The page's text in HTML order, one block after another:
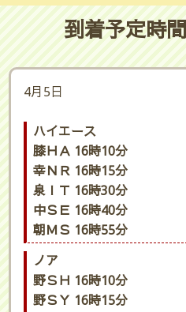
到着予定時
4月5日
ハイエース
膝ＨＡ 16時10分
幸ＮＲ 16時15分
泉ＩＴ 16時30分
中ＳＥ 16時40分
朝ＭＳ 16時55分
ノア
野ＳＨ 16時10分
野ＳＹ 16時15分